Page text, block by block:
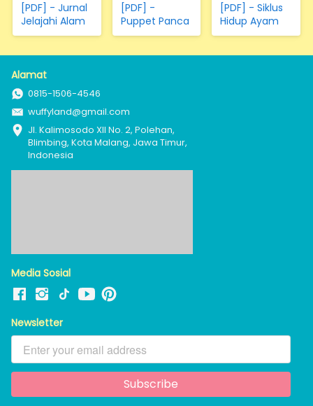
[PDF] - Jurnal
Jelajahi Alam
[PDF] -
Puppet Panca
Indera
[PDF] - Siklus
Hidup Ayam
Alamat
0815-1506-4546
wuffyland@gmail.com
Jl. Kalimosodo XII No. 2, Polehan,
Blimbing, Kota Malang, Jawa Timur,
Indonesia
Media Sosial
Newsletter
`
Subscribe